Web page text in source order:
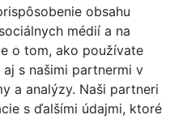
obsahu
médií a na
o tom, ako používate
s našimi partnermi v
a analýzy. Naši partneri
s ďalšími údajmi, ktoré